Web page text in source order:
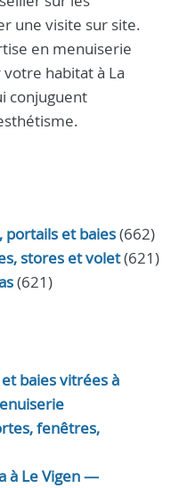
une visite sur site.
en menuiserie
habitat à La
conjuguent
portails et baies(662)
stores et volet(621)
(621)
baies vitrées à
fenêtres,
à Le Vigen —